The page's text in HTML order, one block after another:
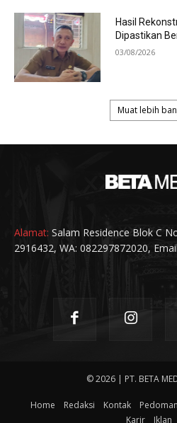
Alamat: Salam Residence Blok C
2916432, WA: 082297872020,
© 2026 | PT. BETA
Home Redaksi Kontak
Karir
Iklan